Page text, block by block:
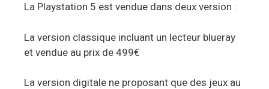
La Playstation 5 est vendue dans deux version :
La version classique incluant un lecteur blueray
et vendue au prix de 499€
La version digitale ne proposant que des jeux au